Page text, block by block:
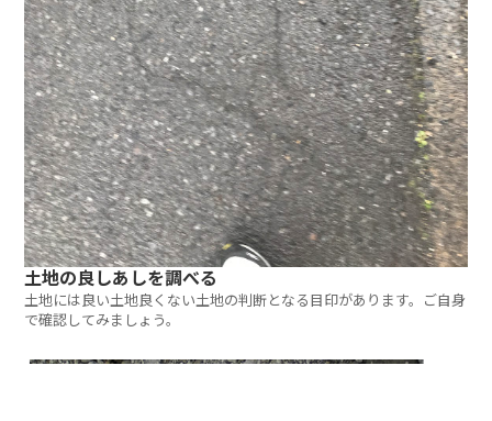
土地の良しあしを調べる
土地には良い土地良くない土地の判断となる目印があります。ご自身
で確認してみましょう。